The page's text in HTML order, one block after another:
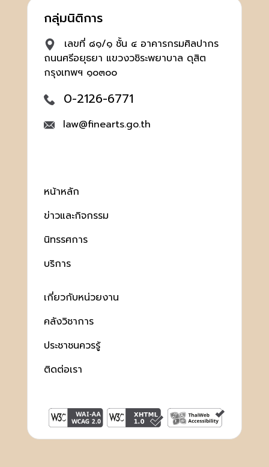
กลุ่มนิติการ
เลขที่ ๘๑/๑ ชั้น ๔ อาคารกรมศิลปากร
ถนนศรีอยุธยา แขวงวชิระพยาบาล ดุสิต
กรุงเทพฯ ๑๐๓๐๐
0-2126-6771
law@finearts.go.th
หน้าหลัก
ข่าวและกิจกรรม
นิทรรศการ
บริการ
เกี่ยวกับหน่วยงาน
คลังวิชาการ
ประชาชนควรรู้
ติดต่อเรา